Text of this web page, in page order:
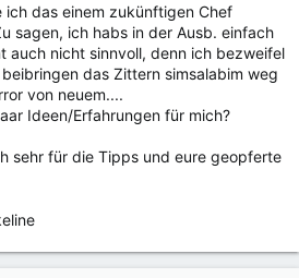
das einem zukünftigen Chef
sagen, ich habs in der Ausb. einfach
auch nicht sinnvoll, denn ich bezweifel
das Zittern simsalabim weg
von neuem....
Ideen/Erfahrungen für mich?
sehr für die Tipps und eure geopferte